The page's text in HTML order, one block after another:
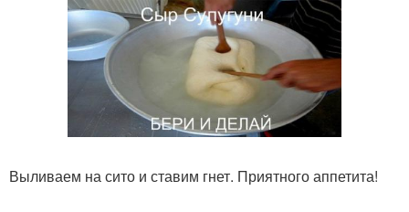
Выливаем на сито и ставим гнет. Приятного аппетита!